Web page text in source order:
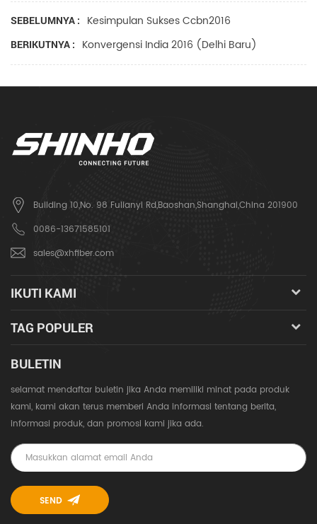
SEBELUMNYA : Kesimpulan Sukses Ccbn2016
BERIKUTNYA : Konvergensi India 2016 (delhi Baru)
Building 10,No. 98 Fulianyi Rd,Baoshan,Shanghai,China 201900
0086-13671585101
sales@xhfiber.com
IKUTI KAMI
TAG POPULER
BULETIN
selamat mendaftar buletin jika Anda memiliki minat pada produk
kami, kami akan terus memberi Anda informasi tentang berita,
informasi produk, dan promosi kami jika ada.